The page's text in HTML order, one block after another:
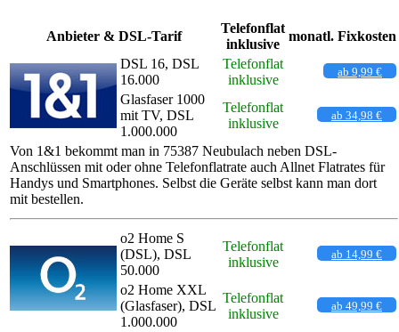
Anbieter & DSL-Tarif
Telefonflat
inklusive
monatl. Fixkosten
DSL 16, DSL
16.000
Telefonflat
inklusive
ab 9,99 €
Glasfaser 1000
mit TV, DSL
1.000.000
Telefonflat
inklusive
ab 34,98 €
Von 1&1 bekommt man in 75387 Neubulach neben DSL-
Anschlüssen mit oder ohne Telefonflatrate auch Allnet Flatrates für
Handys und Smartphones. Selbst die Geräte selbst kann man dort
mit bestellen.
o2 Home S
(DSL), DSL
50.000
Telefonflat
inklusive
ab 14,99 €
o2 Home XXL
(Glasfaser), DSL
1.000.000
Telefonflat
inklusive
ab 49,99 €